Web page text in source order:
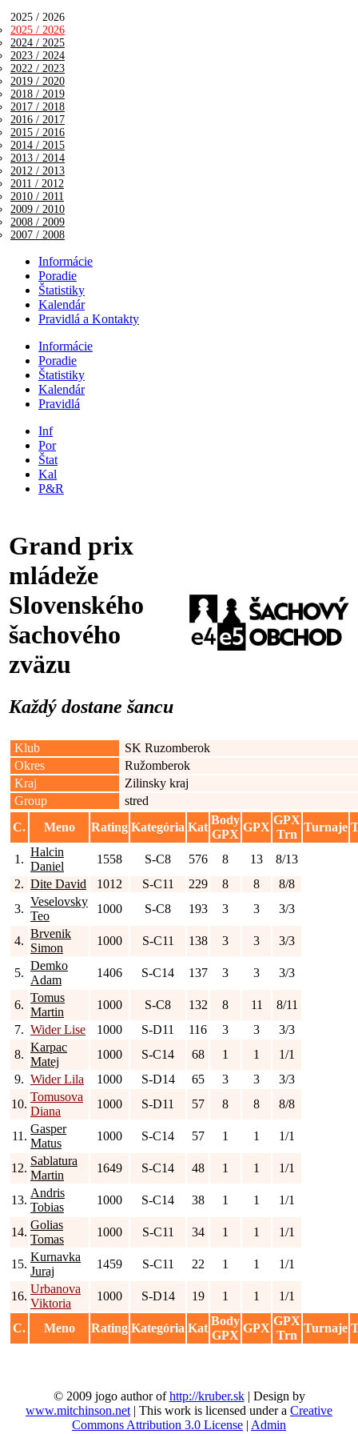
2025 / 2026
2025 / 2026
2024 / 2025
2023 / 2024
2022 / 2023
2019 / 2020
2018 / 2019
2017 / 2018
2016 / 2017
2015 / 2016
2014 / 2015
2013 / 2014
2012 / 2013
2011 / 2012
2010 / 2011
2009 / 2010
2008 / 2009
2007 / 2008
Informácie
Poradie
Štatistiky
Kalendár
Pravidlá a Kontakty
Informácie
Poradie
Štatistiky
Kalendár
Pravidlá
Inf
Por
Štat
Kal
P&R
Grand prix
mládeže
Slovenského
šachového
zväzu
Každý dostane šancu
Klub
SK Ruzomberok
Okres
Ružomberok
Kraj
Zilinsky kraj
Group
stred
C.
Meno Rating Kategória Kat
Body
GPX
GPX
GPX
Trn
Turnaje
1.
Halcin
Daniel
1558 S-C8 576 8 13
8/13
2. Dite David 1012 S-C11 229 8 8
8/8
3.
Veselovsky
Teo
1000 S-C8 193 3 3 3/3
4.
Brvenik
Simon
1000 S-C11 138 3 3 3/3
5.
Demko
Adam
1406 S-C14 137 3 3 3/3
6.
Tomus
Martin
1000 S-C8 132 8 11
8/11
7. Wider Lise 1000 S-D11 116 3 3
3/3
8.
Karpac
Matej
1000 S-C14 68 1 1
1/1
9. Wider Lila 1000 S-D14 65 3 3
3/3
10.
Tomusova
Diana
1000 S-D11 57 8 8 8/8
11.
Gasper
Matus
1000 S-C14 57 1 1 1/1
12.
Sablatura
Martin
1649 S-C14 48 1 1 1/1
13.
Andris
Tobias
1000 S-C14 38 1 1 1/1
14.
Golias
Tomas
1000 S-C11 34 1 1 1/1
15.
Kurnavka
Juraj
1459 S-C11 22 1 1 1/1
16.
Urbanova
Viktoria
1000 S-D14 19 1 1 1/1
C. Meno Rating Kategória Kat
Body
GPX
GPX
GPX
Trn
Turnaje
© 2009 jogo author ofhttp://kruber.sk| Design by
www.mitchinson.net | This work is licensed under a Creative
Commons Attribution 3.0 License | Admin